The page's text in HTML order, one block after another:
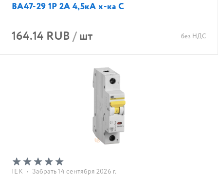
ВА47-29 1Р 2А 4,5кА х-ка С
164.14 RUB/шт без НДС
IEK • Забрать 14 сентября 2026 г.